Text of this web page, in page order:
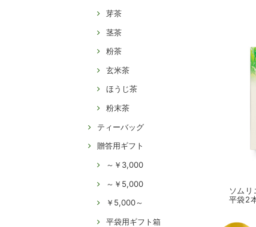
芽茶
茎茶
粉茶
玄米茶
ほうじ茶
粉末茶
ティーバッグ
贈答用ギフト
～￥3,000
～￥5,000
￥5,000～
平袋用ギフト箱
ソム
平袋2